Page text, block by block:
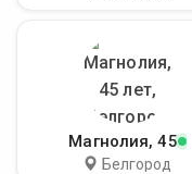
Магнолия, 45
Белгород